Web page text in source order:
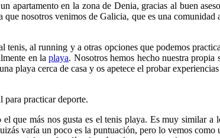
apartamento en la zona de Denia, gracias al buen
nosotros venimos de Galicia, que es una
tenis, al running y a otras opciones que podemos
en laplaya. Nosotros hemos hecho nuestra
playa cerca de casa y os apetece el probar
para practicar deporte.
que más nos gusta es el tenis playa. Es muy similar
varía un poco es la puntuación, pero lo vemos